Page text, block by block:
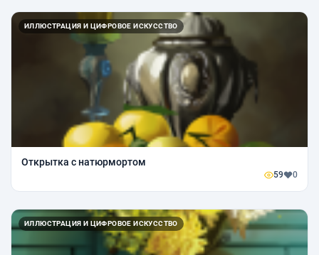
ИЛЛЮСТРАЦИЯ И ЦИФРОВОЕ ИСКУССТВО
Открытка с натюрмортом
59 0
ИЛЛЮСТРАЦИЯ И ЦИФРОВОЕ ИСКУССТВО